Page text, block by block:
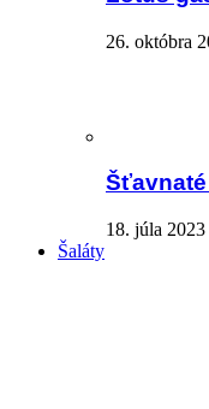
26. októbra
18. júla 2023
Šaláty